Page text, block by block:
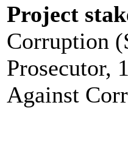
Project
Corruption
Prosecutor,
Against